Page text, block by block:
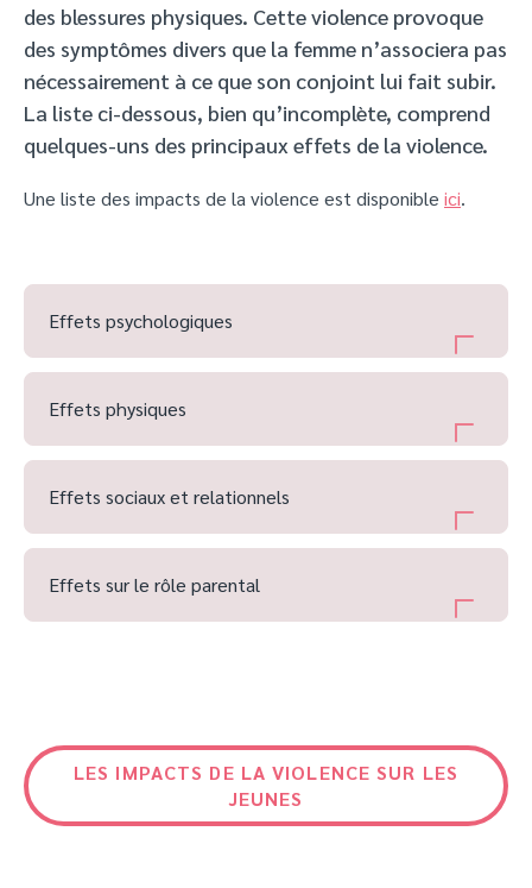
des blessures physiques. Cette violence provoque
des symptômes divers que la femme n’associera pas
nécessairement à ce que son conjoint lui fait subir.
La liste ci-dessous, bien qu’incomplète, comprend
quelques-uns des principaux effets de la violence.
Une liste des impacts de la violence est disponible ici.
Effets psychologiques
Effets physiques
Effets sociaux et relationnels
Effets sur le rôle parental
LES IMPACTS DE LA VIOLENCE SUR LES
JEUNES